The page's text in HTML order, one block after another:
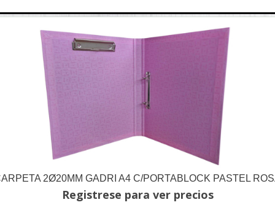
2Ø20MM GADRI A4 C/PORTABLOCK PASTEL
Registrese para ver precios